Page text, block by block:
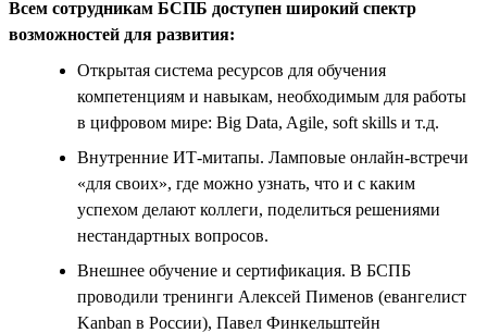
Всем сотрудникам БСПБ доступен широкий спектр
возможностей для развития:
Открытая система ресурсов для обучения
компетенциям и навыкам, необходимым для работы
в цифровом мире: Big Data, Agile, soft skills и т.д.
Внутренние ИТ-митапы. Ламповые онлайн-встречи
«для своих», где можно узнать, что и с каким
успехом делают коллеги, поделиться решениями
нестандартных вопросов.
Внешнее обучение и сертификация. В БСПБ
проводили тренинги Алексей Пименов (евангелист
Kanban в России), Павел Финкельштейн